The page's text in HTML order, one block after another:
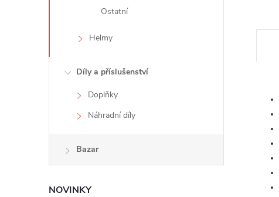
Ostatní
Helmy
Díly a příslušenství
Doplňky
Náhradní díly
Bazar
NOVINKY